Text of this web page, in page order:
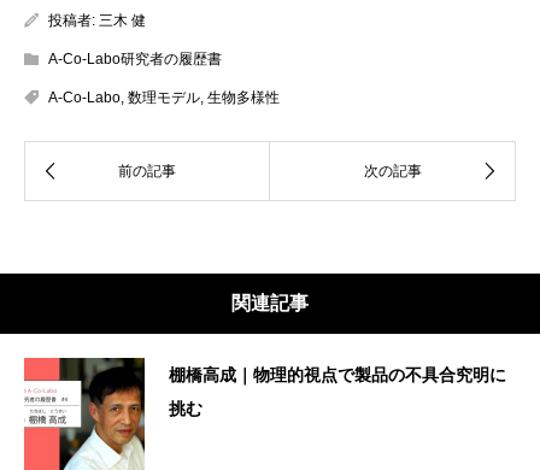
投稿者: 三木 健
A-Co-Labo研究者の履歴書
A-Co-Labo, 数理モデル, 生物多様性
関連記事
棚橋高成｜物理的視点で製品の不具合究明に
挑む